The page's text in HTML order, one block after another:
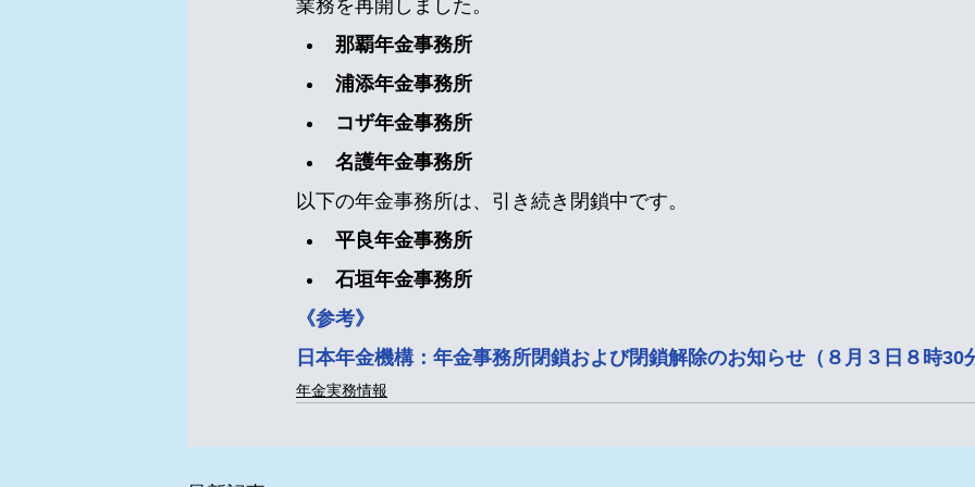
業務を再開しました。
那覇年金事務所
浦添年金事務所
コザ年金事務所
名護年金事務所
以下の年金事務所は、引き続き閉鎖中です。
平良年金事務所
石垣年金事務所
《参考》
日本年金機構：年金事務所閉鎖および閉鎖解除のお知らせ（８月３日８時30
年金実務情報